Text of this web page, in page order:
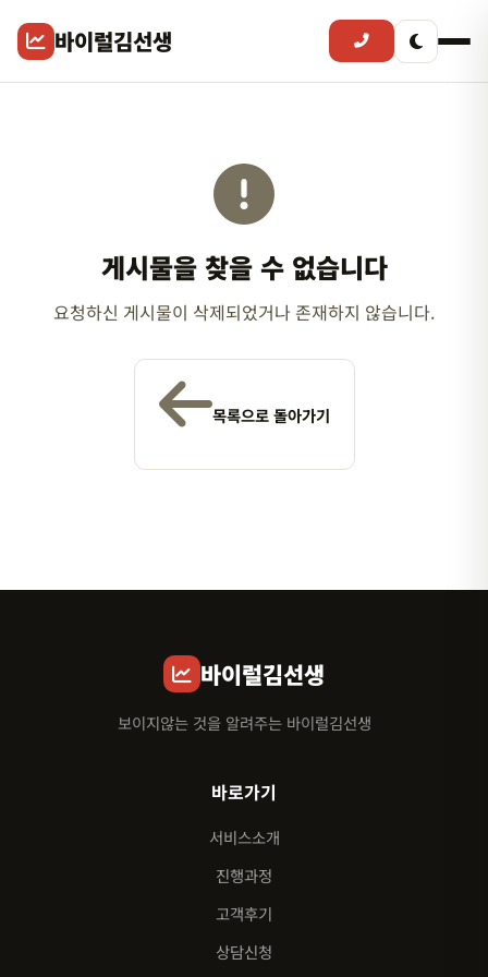
바이럴김선생
게시물을 찾을 수 없습니다
요청하신 게시물이 삭제되었거나 존재하지 않습니다.
목록으로 돌아가기
바이럴김선생
보이지않는 것을 알려주는 바이럴김선생
바로가기
서비스소개
진행과정
고객후기
상담신청